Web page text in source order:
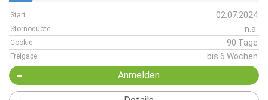
Start 02.07.2024
Stornoquote n.a.
Cookie 90 Tage
Freigabe bis 6 Wochen
Anmelden